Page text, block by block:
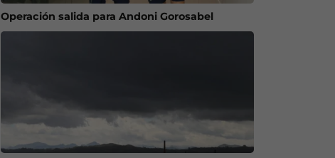
Operación salida para Andoni Gorosabel